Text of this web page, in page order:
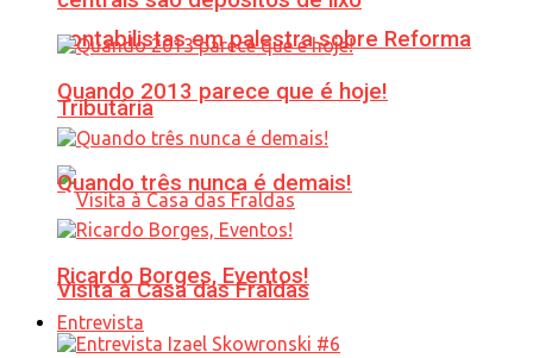
contabilistas em palestra sobre Reforma
Tributária
Visita à Casa das Fraldas
Quando 2013 parece que é hoje!
Quando três nunca é demais!
Ricardo Borges, Eventos!
Entrevista